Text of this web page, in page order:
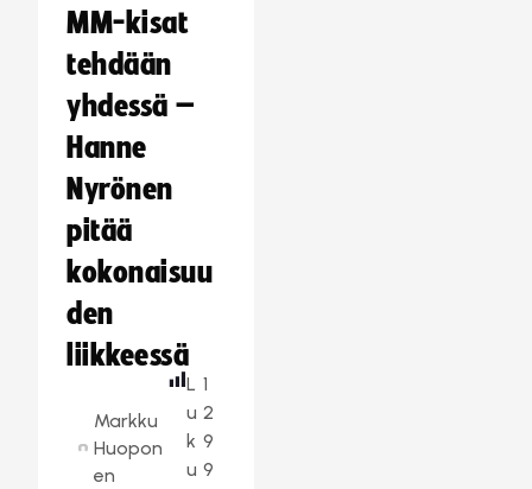
MM-kisat
tehdään
yhdessä –
Hanne
Nyrönen
pitää
kokonaisuu
den
liikkeessä
Markku
Huopon
en
L
u
k
u
1
2
9
9